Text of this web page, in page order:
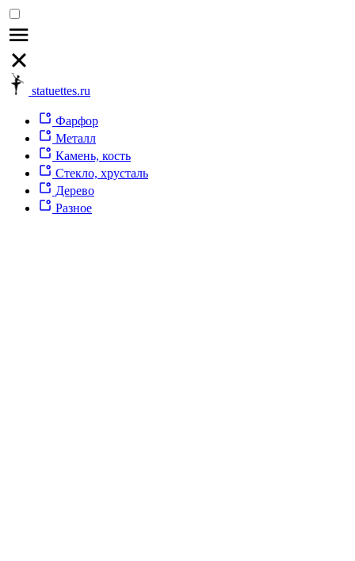
statuettes.ru
Фарфор
Металл
Камень, кость
Стекло, хрусталь
Дерево
Разное